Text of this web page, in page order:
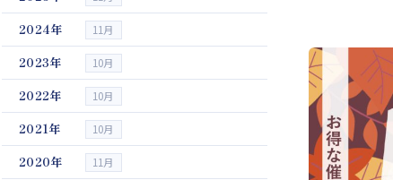
2024年 11月
2023年 10月
2022年 10月
2021年 10月
2020年 11月